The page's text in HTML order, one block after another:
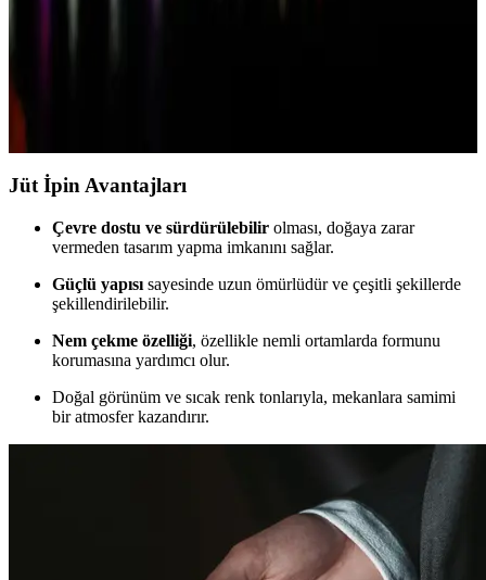
Jüt İp ile Doğal ve Şık Dekorasyon Çözümleri ve
çözümler sunar. Sürdürülebilir, dayanıklı ve sıcak atmosferler
Jüt İpin Avantajları
Çevre dostu ve sürdürülebilir olması, doğaya zarar
vermeden tasarım yapma imkanını sağlar.
Güçlü yapısı sayesinde uzun ömürlüdür ve çeşitli şekillerde
şekillendirilebilir.
Nem çekme özelliği, özellikle nemli ortamlarda formunu
korumasına yardımcı olur.
Doğal görünüm ve sıcak renk tonlarıyla, mekanlara samimi
bir atmosfer kazandırır.